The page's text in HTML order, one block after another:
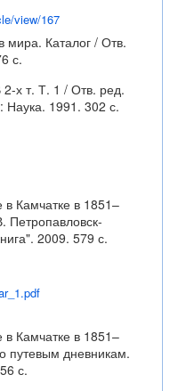
view/167
мира. Каталог / Отв.
с.
х т. Т. 1 / Отв. ред.
1991. 302 с.
Камчатке в 1851–
Петропавловск-
2009. 579 с.
Камчатке в 1851–
путевым дневникам.
с.